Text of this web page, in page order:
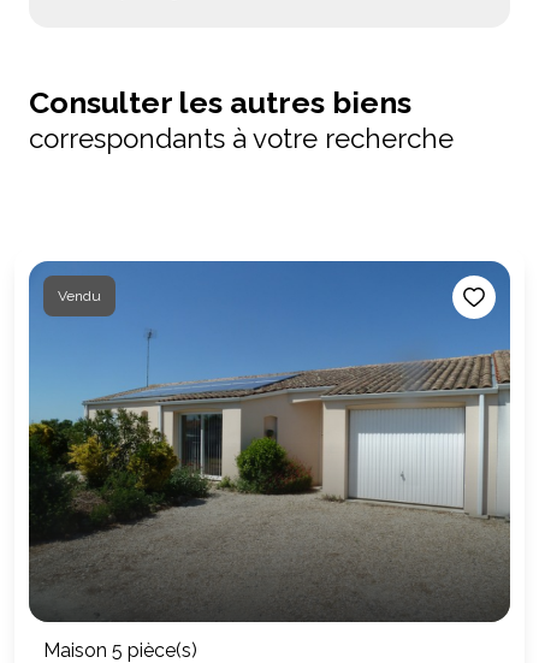
Consulter les autres biens
correspondants à votre recherche
Vendu
Maison 5 pièce(s)